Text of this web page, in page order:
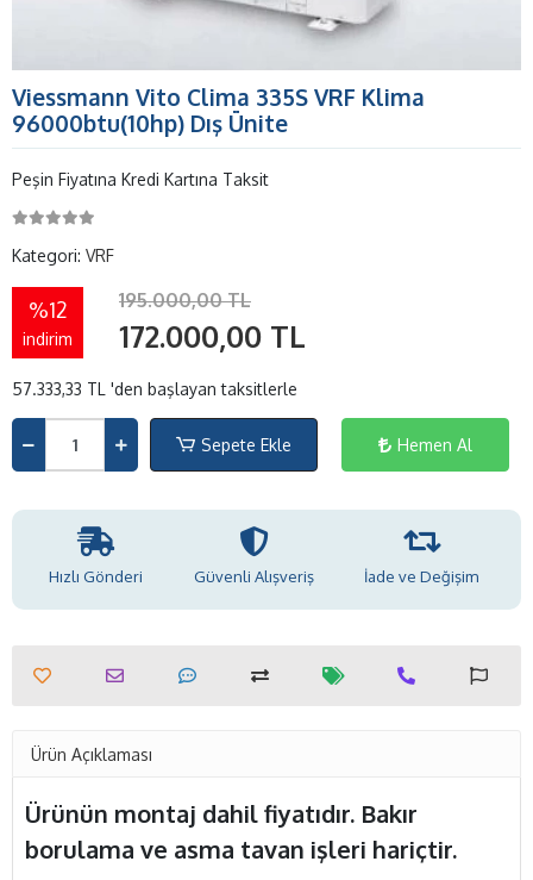
Viessmann Vito Clima 335S VRF Klima
96000btu(10hp) Dış Ünite
Peşin Fiyatına Kredi Kartına Taksit
Kategori: VRF
%12
indirim
195.000,00 TL
172.000,00 TL
57.333,33 TL 'den başlayan taksitlerle
Sepete Ekle Hemen Al
Hızlı Gönderi Güvenli Alışveriş İade ve Değişim
Ürün Açıklaması
Ürünün montaj dahil fiyatıdır. Bakır
borulama ve asma tavan işleri hariçtir.